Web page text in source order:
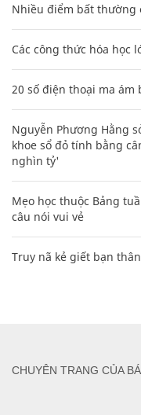
Nhiều điểm bất thường
Các công thức hóa học
20 số điện thoại ma
Nguyễn Phương Hằng
khoe sổ đỏ tính bằng
nghìn tỷ'
Mẹo học thuộc Bảng
câu nói vui vẻ
Truy nã kẻ giết bạn
CHUYÊN TRANG CỦA